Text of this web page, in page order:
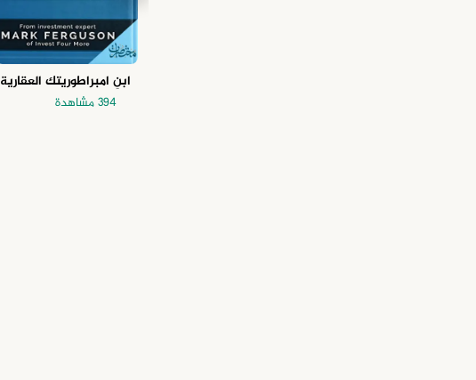
ابنِ امبراطوريتك العقارية
394 مشاهدة